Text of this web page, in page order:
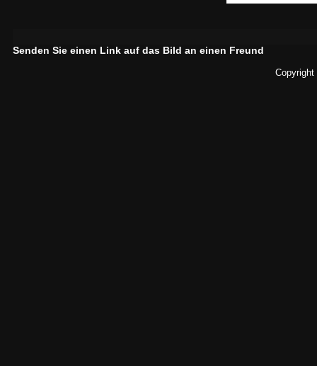
Senden Sie einen Link auf das Bild an einen Freund